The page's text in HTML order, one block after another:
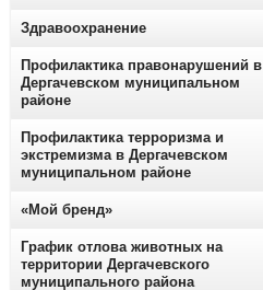
Здравоохранение
Профилактика правонарушений в
Дергачевском муниципальном
районе
Профилактика терроризма и
экстремизма в Дергачевском
муниципальном районе
«Мой бренд»
График отлова животных на
территории Дергачевского
муниципального района